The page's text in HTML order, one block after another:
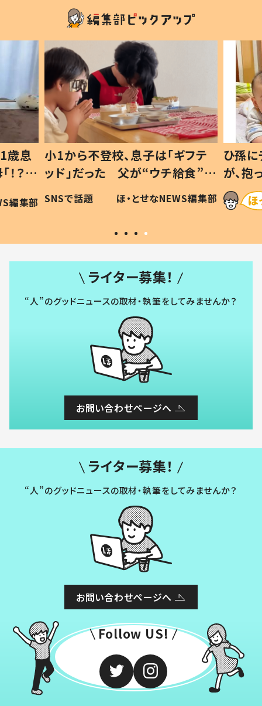
歳息
？」
編集部
小1から不登校、息子は「ギフテ
ッド」だった 父が“ウチ給食”を
作り続ける理由とは #令和の親
#令和の子
SNSで話題 ほ・とせなNEWS編集部
ひ孫
が、
「涙が
い」
ライター募集！
“人”のグッドニュースの取材・執筆をしてみませんか？
お問い合わせページへ
ライター募集！
“人”のグッドニュースの取材・執筆をしてみませんか？
お問い合わせページへ
Follow US!